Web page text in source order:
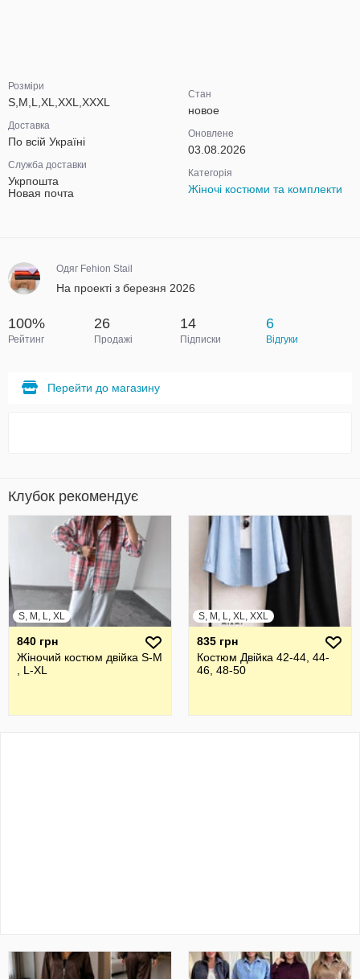
Розміри
S,M,L,XL,XXL,XXXL
Доставка
По всій Україні
Служба доставки
Укрпошта
Новая почта
Стан
новое
Оновлене
03.08.2026
Категорія
Жіночі костюми та комплекти
Одяг Fehion Stail
На проекті з березня 2026
100%
Рейтинг
26
Продажі
14
Підписки
6
Відгуки
Перейти до магазину
Клубок рекомендує
S, M, L, XL
840 грн
Жіночий костюм двійка S-M
, L-XL
S, M, L, XL, XXL
835 грн
Костюм Двійка 42-44, 44-
46, 48-50